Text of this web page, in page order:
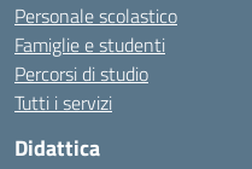
Personale scolastico
Famiglie e studenti
Percorsi di studio
Tutti i servizi
Didattica